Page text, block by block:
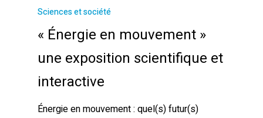
Sciences et société
« Énergie en mouvement »
une exposition scientifique et
interactive
Énergie en mouvement : quel(s) futur(s)